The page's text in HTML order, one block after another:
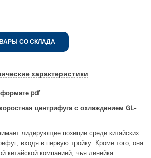
СО СКЛАДА
характеристики
pdf
центрифуга с охлаждением GL-
лидирующие позиции среди китайских
входя в первую тройку. Кроме того, она
китайской компанией, чья линейка